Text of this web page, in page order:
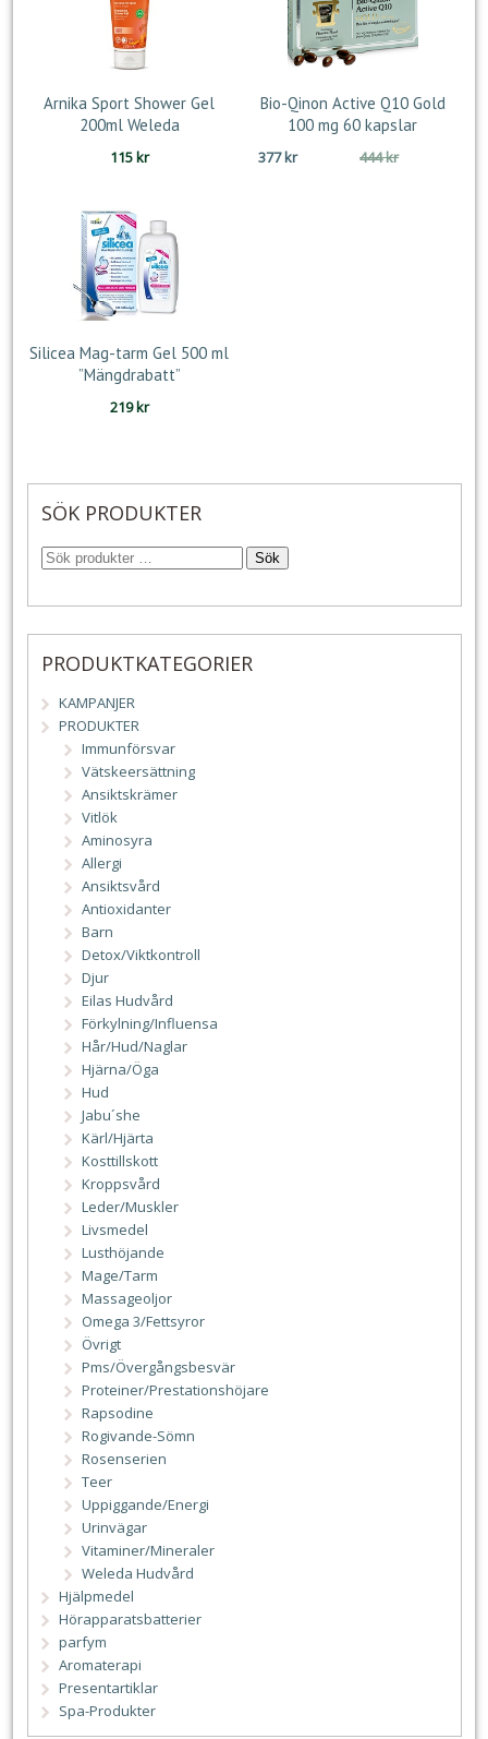
Arnika Sport Shower Gel
200ml Weleda
115kr
Bio-Qinon Active Q10 Gold
100 mg 60 kapslar
444krDet
377kr
Det
Silicea Mag-tarm Gel 500 ml
”Mängdrabatt”
219kr
SÖK PRODUKTER
Sök
PRODUKTKATEGORIER
KAMPANJER
PRODUKTER
Immunförsvar
Vätskeersättning
Ansiktskrämer
Vitlök
Aminosyra
Allergi
Ansiktsvård
Antioxidanter
Barn
Detox/Viktkontroll
Djur
Eilas Hudvård
Förkylning/Influensa
Hår/Hud/Naglar
Hjärna/Öga
Hud
Jabu´she
Kärl/Hjärta
Kosttillskott
Kroppsvård
Leder/Muskler
Livsmedel
Lusthöjande
Mage/Tarm
Massageoljor
Omega 3/Fettsyror
Övrigt
Pms/Övergångsbesvär
Proteiner/Prestationshöjare
Rapsodine
Rogivande-Sömn
Rosenserien
Teer
Uppiggande/Energi
Urinvägar
Vitaminer/Mineraler
Weleda Hudvård
Hjälpmedel
Hörapparatsbatterier
parfym
Aromaterapi
Presentartiklar
Spa-Produkter